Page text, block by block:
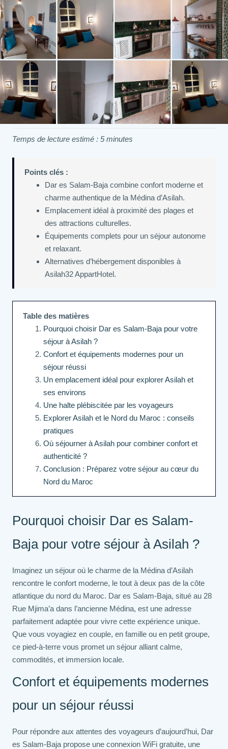
Temps de lecture estimé : 5 minutes
Points clés :
Dar es Salam-Baja combine confort moderne et
charme authentique de la Médina d’Asilah.
Emplacement idéal à proximité des plages et
des attractions culturelles.
Équipements complets pour un séjour autonome
et relaxant.
Alternatives d’hébergement disponibles à
Asilah32 AppartHotel.
Table des matières
Pourquoi choisir Dar es Salam-Baja pour votre
séjour à Asilah ?
Confort et équipements modernes pour un
séjour réussi
Un emplacement idéal pour explorer Asilah et
ses environs
Une halte plébiscitée par les voyageurs
Explorer Asilah et le Nord du Maroc : conseils
pratiques
Où séjourner à Asilah pour combiner confort et
authenticité ?
Conclusion : Préparez votre séjour au cœur du
Nord du Maroc
Pourquoi choisir Dar es Salam-
Baja pour votre séjour à Asilah ?
Imaginez un séjour où le charme de la Médina d’Asilah
rencontre le confort moderne, le tout à deux pas de la côte
atlantique du nord du Maroc. Dar es Salam-Baja, situé au 28
Rue Mjima’a dans l’ancienne Médina, est une adresse
parfaitement adaptée pour vivre cette expérience unique.
Que vous voyagiez en couple, en famille ou en petit groupe,
ce pied-à-terre vous promet un séjour alliant calme,
commodités, et immersion locale.
Confort et équipements modernes
pour un séjour réussi
Pour répondre aux attentes des voyageurs d’aujourd’hui, Dar
es Salam-Baja propose une connexion WiFi gratuite, une